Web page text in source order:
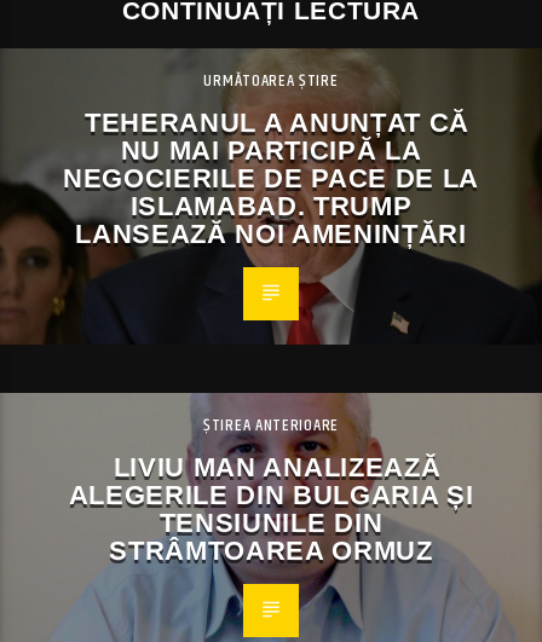
CONTINUAȚI LECTURA
URMĂTOAREA ȘTIRE
TEHERANUL A ANUNȚAT CĂ
NU MAI PARTICIPĂ LA
NEGOCIERILE DE PACE DE LA
ISLAMABAD. TRUMP
LANSEAZĂ NOI AMENINȚĂRI
ȘTIREA ANTERIOARE
LIVIU MAN ANALIZEAZĂ
ALEGERILE DIN BULGARIA ȘI
TENSIUNILE DIN
STRÂMTOAREA ORMUZ